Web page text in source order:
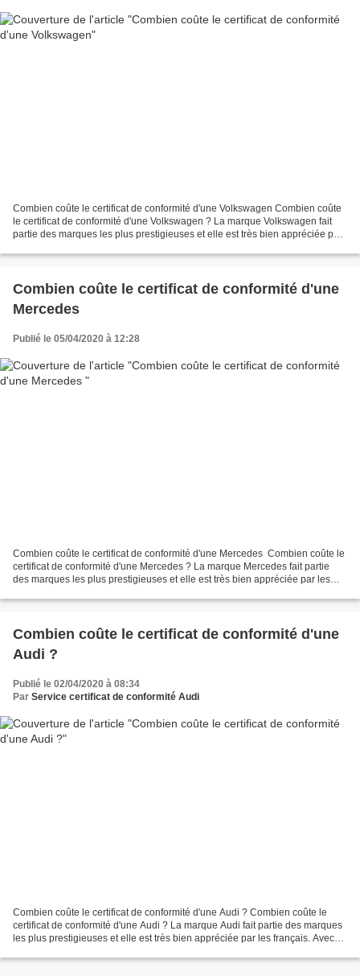
Combien coûte le certificat de conformité d'une Volkswagen Combien coûte
le certificat de conformité d'une Volkswagen ? La marque Volkswagen fait
partie des marques les plus prestigieuses et elle est très bien appréciée par
Combien coûte le certificat de conformité d'une
Mercedes
Publié le 05/04/2020 à 12:28
Combien coûte le certificat de conformité d'une Mercedes Combien coûte le
certificat de conformité d'une Mercedes ? La marque Mercedes fait partie
des marques les plus prestigieuses et elle est très bien appréciée par les
Combien coûte le certificat de conformité d'une
Audi ?
Publié le 02/04/2020 à 08:34
Par Service certificat de conformité Audi
Combien coûte le certificat de conformité d'une Audi ? Combien coûte le
certificat de conformité d'une Audi ? La marque Audi fait partie des marques
les plus prestigieuses et elle est très bien appréciée par les français. Avec